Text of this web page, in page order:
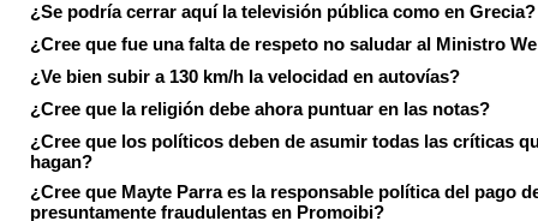
¿Se podría cerrar aquí la televisión pública como en Grecia?
¿Cree que fue una falta de respeto no saludar al Ministro
¿Ve bien subir a 130 km/h la velocidad en autovías?
¿Cree que la religión debe ahora puntuar en las notas?
¿Cree que los políticos deben de asumir todas las críticas
hagan?
¿Cree que Mayte Parra es la responsable política del pago
presuntamente fraudulentas en Promoibi?